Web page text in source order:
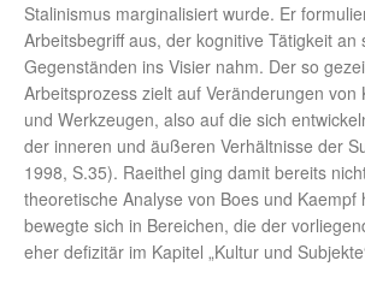
Stalinismus marginalisiert wurde. Er
Arbeitsbegriff aus, der kognitive Tätigkeit an
Gegenständen ins Visier nahm. Der so
Arbeitsprozess zielt auf Veränderungen von
und Werkzeugen, also auf die sich
der inneren und äußeren Verhältnisse der
1998, S.35). Raeithel ging damit bereits
theoretische Analyse von Boes und Kaempf
bewegte sich in Bereichen, die der
eher defizitär im Kapitel „Kultur und